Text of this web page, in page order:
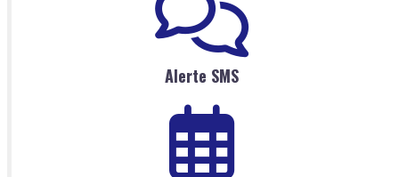
Alerte SMS